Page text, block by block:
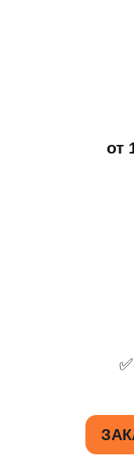
от
✅